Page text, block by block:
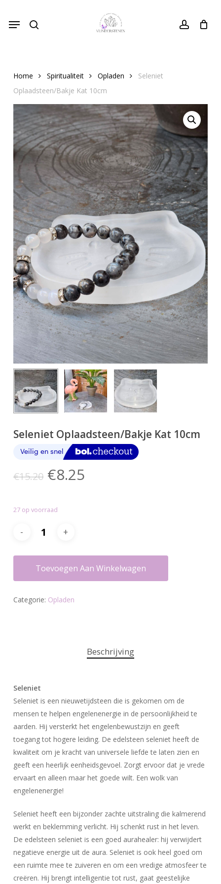
main
account
Menu Close
Cart
Home Spiritualiteit Opladen
Seleniet
Oplaadsteen/Bakje Kat 10cm
Seleniet Oplaadsteen/Bakje Kat 10cm
€15.20 Oorspronkelijke
was:
€15.20.
€8.25Huidige
27 op voorraad
Toevoegen Aan Winkelwagen
Categorie: Opladen
Beschrijving
Seleniet
Seleniet is een nieuwetijdsteen die is gekomen om de
mensen te helpen engelenenergie in de persoonlijkheid te
aarden. Hij versterkt het engelenbewustzijn en geeft
toegang tot hogere leiding. De edelsteen seleniet heeft de
kwaliteit om je kracht van universele liefde te laten zien en
geeft een heerlijk eenheidsgevoel. Zorgt ervoor dat je vrede
ervaart en alleen maar het goede wilt. Een wolk van
engelenenergie!
Seleniet heeft een bijzonder zachte uitstraling die kalmerend
werkt en beklemming verlicht. Hij schenkt rust in het leven.
De edelsteen seleniet is een goed aurahealer: hij verwijdert
negatieve energie uit de aura. Seleniet is ook heel goed om
een ruimte mee te zuiveren en om een vredige atmosfeer te
creëren. Hij brengt intelligentie tot rust, gaat geestelijke